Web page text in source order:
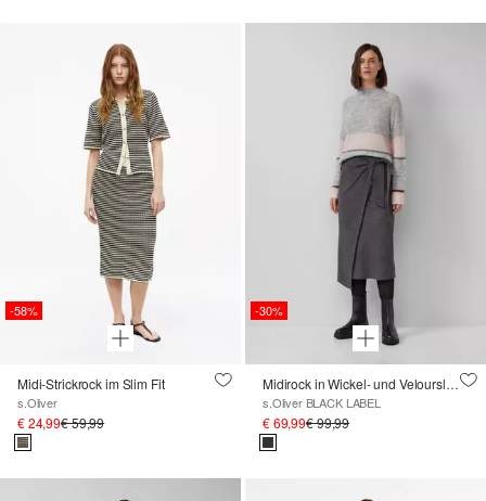
-58%
Midi-Strickrock im Slim Fit
s.Oliver
€ 24,99€ 59,99
-30%
Midirock in Wickel- und Veloursleder-Optik
s.Oliver BLACK LABEL
€ 69,99€ 99,99